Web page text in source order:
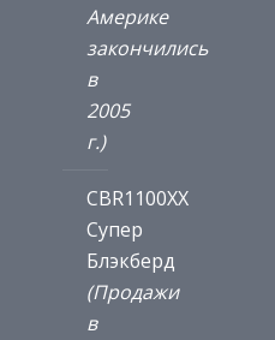
Америке
закончились
в
2005
г.)
CBR1100XX
Супер
Блэкберд
(Продажи
в